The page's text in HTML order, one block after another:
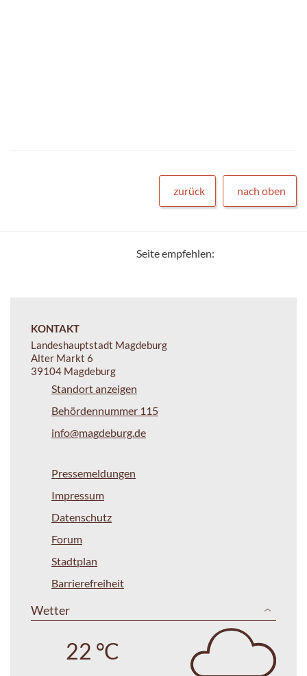
zurück nach oben
Seite empfehlen:
KONTAKT
Landeshauptstadt Magdeburg
Alter Markt 6
39104 Magdeburg
Standort anzeigen
Behördennummer 115
info@magdeburg.de
Pressemeldungen
Impressum
Datenschutz
Forum
Stadtplan
Barrierefreiheit
Wetter
22 °C